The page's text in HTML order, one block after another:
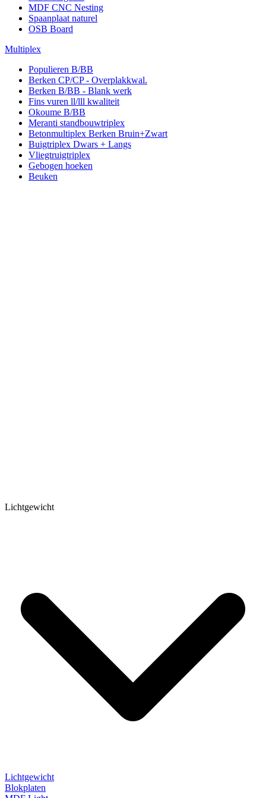
MDF CNC Nesting
Spaanplaat naturel
OSB Board
Multiplex
Populieren B/BB
Berken CP/CP - Overplakkwal.
Berken B/BB - Blank werk
Fins vuren ll/lll kwaliteit
Okoume B/BB
Meranti standbouwtriplex
Betonmultiplex Berken Bruin+Zwart
Buigtriplex Dwars + Langs
Vliegtruigtriplex
Gebogen hoeken
Beuken
Lichtgewicht
Lichtgewicht
Blokplaten